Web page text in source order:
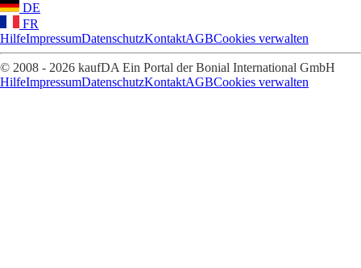
DE
FR
HilfeImpressumDatenschutzKontaktAGBCookies verwalten
© 2008 - 2026 kaufDA Ein Portal der Bonial International GmbH
HilfeImpressumDatenschutzKontaktAGBCookies verwalten